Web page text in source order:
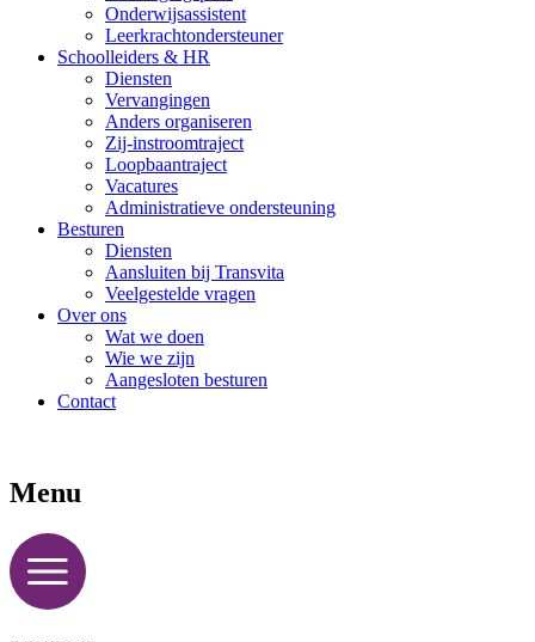
Onderwijsassistent
Leerkrachtondersteuner
Schoolleiders & HR
Diensten
Vervangingen
Anders organiseren
Zij-instroomtraject
Loopbaantraject
Vacatures
Administratieve ondersteuning
Besturen
Diensten
Aansluiten bij Transvita
Veelgestelde vragen
Over ons
Wat we doen
Wie we zijn
Aangesloten besturen
Contact
Menu